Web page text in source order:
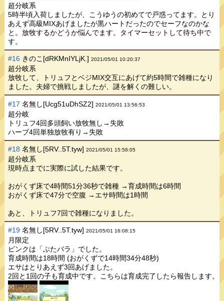
超分岐系
5時半頃入荷しましたが、こうゆうの初めてで戸惑ってます。とり
あえず高級MIXあげましたが黒ハートだったのでセーフなのかな
と。放牧するかどうか悩んでます。タイマーセットして待ち中で
す。
#16 きのこ[dRKMnIYLjK.]2021/05/01 10:20:37
超分岐系
放牧して、トリュフとベジMIX交互にあげて約5時間で雑種になり
ました。夫婦で挑戦しましたが、謎を解くの難しい。
#17 名無し[Ucg51uDhSZ2]2021/05/01 13:56:53
超分岐
トリュフ4回多頭飼い放牧無し→失敗
ハーブ4回単独放牧有り→失敗
#18 名無し[5RV..5T.tyw]2021/05/01 15:58:05
超分岐系
現時点までに実際に試した結果です。
おがくず床で4時間51分36秒で雑種 →育成時間は6時間
おがくず床で47分で空腹 →エサ時間は1時間
あと、トリュフ7回で雑種になりました。
#19 名無し[5RV..5T.tyw]2021/05/01 16:08:15
月限定
ピンクは「ぶたバラ」でした。
育成時間は18時間 (おがくずで14時間34分48秒)
エサはとりあえず3回あげました。
2回と1回の子も育成中です。こちらは育成完了したら報告します。